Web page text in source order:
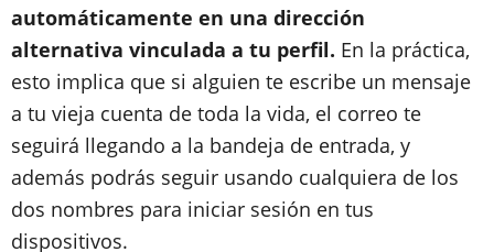
automáticamente en una dirección
alternativa vinculada a tu perfil. En la práctica,
esto implica que si alguien te escribe un mensaje
a tu vieja cuenta de toda la vida, el correo te
seguirá llegando a la bandeja de entrada, y
además podrás seguir usando cualquiera de los
dos nombres para iniciar sesión en tus
dispositivos.